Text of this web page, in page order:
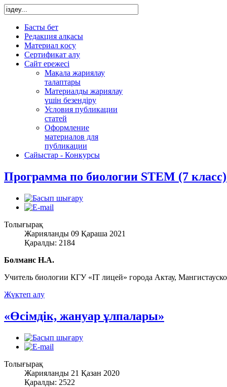
Басты бет
Редакция алқасы
Материал қосу
Сертификат алу
Сайт ережесі
Мақала жариялау
талаптары
Материалды жариялау
үшін безендіру
Условия публикации
статей
Оформление
материалов для
публикации
Сайыстар - Конкурсы
Программа по биологии STEM (7 класс)
Толығырақ
Жарияланды 09 Қараша 2021
Қаралды: 2184
Болманс Н.А.
Учитель биологии КГУ «IT лицей» города Актау,
Жүктеп алу
«Өсімдік, жануар ұлпалары»
Толығырақ
Жарияланды 21 Қазан 2020
Қаралды: 2522